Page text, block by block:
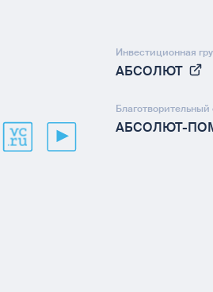
Инвестиционная
АБСОЛЮТ
АБСОЛЮТ-